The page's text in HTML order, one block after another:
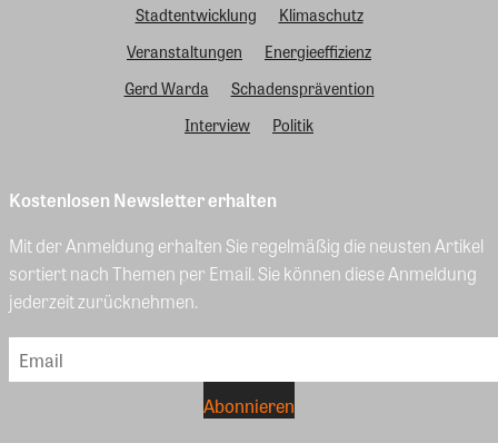
Stadtentwicklung
Klimaschutz
Veranstaltungen
Energieeffizienz
Gerd Warda
Schadensprävention
Interview
Politik
Kostenlosen Newsletter erhalten
Mit der Anmeldung erhalten Sie regelmäßig die neusten Artikel
sortiert nach Themen per Email. Sie können diese Anmeldung
jederzeit zurücknehmen.